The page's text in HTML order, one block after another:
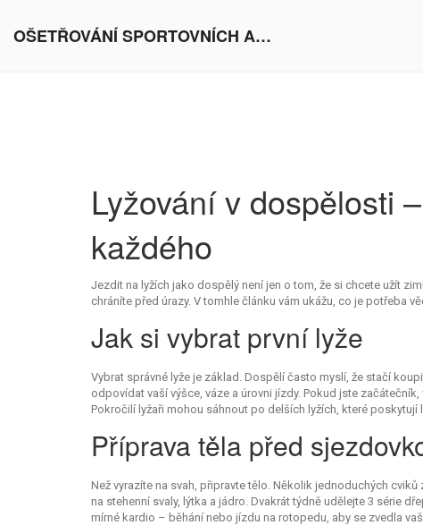
OŠETŘOVÁNÍ SPORTOVNÍCH AKTIVIT V EVROPĚ
Lyžování v dospělosti
každého
Jezdit na lyžích jako dospělý není jen o tom, že si chcete užít
chráníte před úrazy. V tomhle článku vám ukážu, co je potřeba
Jak si vybrat první lyže
Vybrat správné lyže je základ. Dospělí často myslí, že stačí
odpovídat vaší výšce, váze a úrovni jízdy. Pokud jste
Pokročilí lyžaři mohou sáhnout po delších lyžích, které
Příprava těla před
Než vyrazíte na svah, připravte tělo. Několik jednoduchých
na stehenní svaly, lýtka a jádro. Dvakrát týdně udělejte 3 série
mírné kardio – běhání nebo jízdu na rotopedu, aby se zvedla